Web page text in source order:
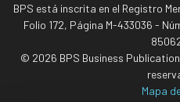
BPS está inscrita en el Registro
Folio 172, Página M-433036 -
© 2026 BPS Business
Mapa